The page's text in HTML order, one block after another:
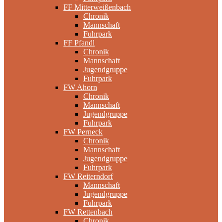
FF Mitterweißenbach
Chronik
Mannschaft
Fuhrpark
FF Pfandl
Chronik
Mannschaft
Jugendgruppe
Fuhrpark
FW Ahorn
Chronik
Mannschaft
Jugendgruppe
Fuhrpark
FW Perneck
Chronik
Mannschaft
Jugendgruppe
Fuhrpark
FW Reiterndorf
Mannschaft
Jugendgruppe
Fuhrpark
FW Rettenbach